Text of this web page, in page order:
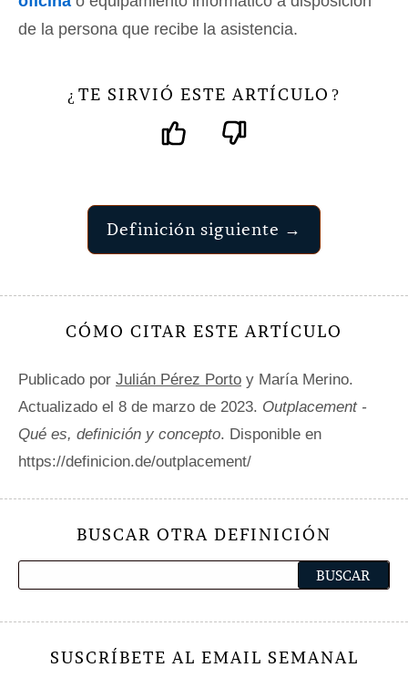
de la persona que recibe la asistencia.
¿ TE SIRVIÓ ESTE ARTÍCULO ?
Definición siguiente →
CÓMO CITAR ESTE ARTÍCULO
Publicado por Julián Pérez Porto y María Merino.
Actualizado el 8 de marzo de 2023. Outplacement -
Qué es, definición y concepto. Disponible en
https://definicion.de/outplacement/
BUSCAR OTRA DEFINICIÓN
SUSCRÍBETE AL EMAIL SEMANAL